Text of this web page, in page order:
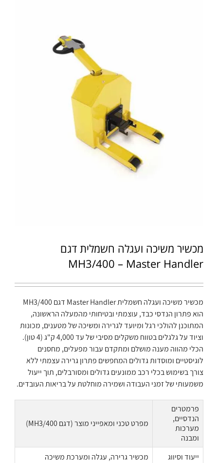
מכשיר משיכה ועגלה חשמלית דגם
MH3/400 – Master Handler
מכשיר משיכה ועגלה חשמלית Master Handler דגם MH3/400
הוא פתרון הנדסי כבד, עוצמתי ובטיחותי מהמעלה הראשונה,
המתוכנן להולכי רגל ומיועד לגרירה ומשיכה של מטענים, מכונות
וציוד על גלגלים בטווח משקלים מסיבי של עד 4,000 ק"ג (4 טון).
הכלי מהווה מענה מושלם ומתקדם עבור מפעלים, מחסנים
לוגיסטיים ומוסדות גדולים המחפשים פתרון גרירה עצמתי ללא
צורך בשימוש בכלי רכב ממונעים גדולים ומסורבלים, תוך ייעול
משמעותי של זמני העבודה ושמירה מוחלטת על בריאות העובדים.
פרמטרים
הנדסיים,
מערכות
ומבנה
מפרט טכני ומאפייני מוצר (דגם MH3/400)
ייעוד וסיווג
מכשיר גרירה, עגלה ומערכת משיכה